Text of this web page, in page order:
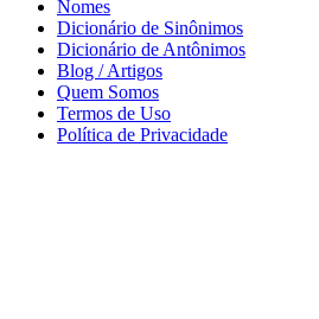
Nomes
Dicionário de Sinônimos
Dicionário de Antônimos
Blog / Artigos
Quem Somos
Termos de Uso
Política de Privacidade